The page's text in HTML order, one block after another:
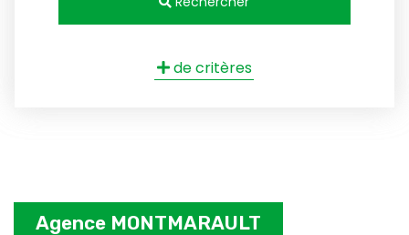
de critères
Agence MONTMARAULT